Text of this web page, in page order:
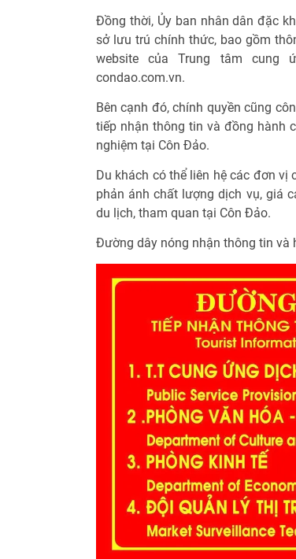
Đồng thời, Ủy ban nhân dân đặc
sở lưu trú chính thức, bao gồm
website của Trung tâm
condao.com.vn.
Bên cạnh đó, chính quyền cũng
tiếp nhận thông tin và đồng hành
nghiệm tại Côn Đảo.
Du khách có thể liên hệ các đơn
phản ánh chất lượng dịch vụ, giá
du lịch, tham quan tại Côn Đảo.
Đường dây nóng nhận thông tin và